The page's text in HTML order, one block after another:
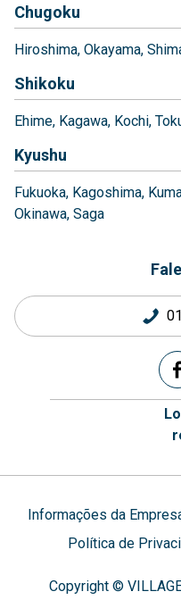
Chugoku
Hiroshima Okayama
Shikoku
Ehime Kagawa Kochi
Kyushu
Fukuoka Kagoshima
Okinawa Saga
Informações da
Política de
Copyright ©